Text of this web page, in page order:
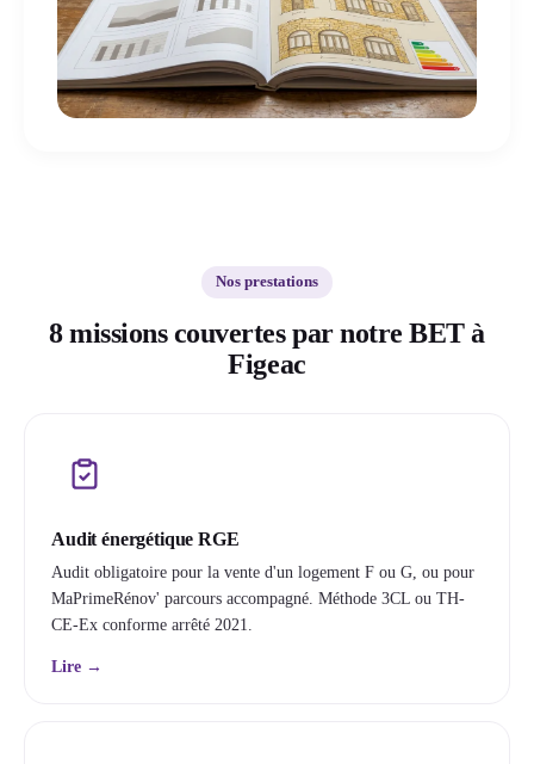
Nos prestations
8 missions couvertes par notre BET à
Figeac
Audit énergétique RGE
Audit obligatoire pour la vente d'un logement F ou G, ou pour
MaPrimeRénov' parcours accompagné. Méthode 3CL ou TH-
CE-Ex conforme arrêté 2021.
Lire →